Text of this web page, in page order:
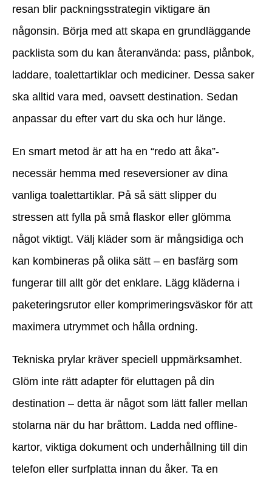
resan blir packningsstrategin viktigare än
någonsin. Börja med att skapa en grundläggande
packlista som du kan återanvända: pass, plånbok,
laddare, toalettartiklar och mediciner. Dessa saker
ska alltid vara med, oavsett destination. Sedan
anpassar du efter vart du ska och hur länge.
En smart metod är att ha en “redo att åka”-
necessär hemma med reseversioner av dina
vanliga toalettartiklar. På så sätt slipper du
stressen att fylla på små flaskor eller glömma
något viktigt. Välj kläder som är mångsidiga och
kan kombineras på olika sätt – en basfärg som
fungerar till allt gör det enklare. Lägg kläderna i
paketeringsrutor eller komprimeringsväskor för att
maximera utrymmet och hålla ordning.
Tekniska prylar kräver speciell uppmärksamhet.
Glöm inte rätt adapter för eluttagen på din
destination – detta är något som lätt faller mellan
stolarna när du har bråttom. Ladda ned offline-
kartor, viktiga dokument och underhållning till din
telefon eller surfplatta innan du åker. Ta en